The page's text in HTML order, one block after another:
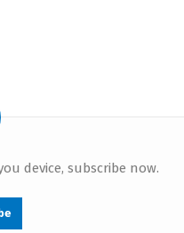
device, subscribe now.